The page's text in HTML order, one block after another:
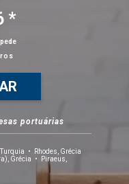
*
portuárias
Rhodes, Grécia
Grécia
Piraeus,